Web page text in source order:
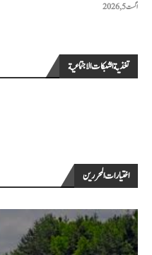
اگست 5, 2026
تغذية الشبكات الاجتماعية
اختيارات المحررين